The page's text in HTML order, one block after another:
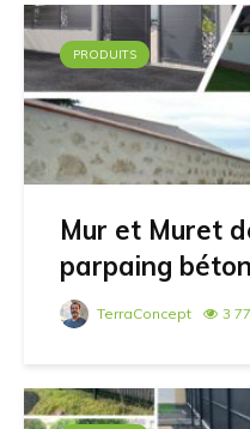
PRODUITS
Mur et Muret
parpaing béton
TerraConcept 3